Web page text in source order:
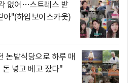
없어…스트레스 받
아"(하입보이스카웃)
논밭식당으로 하루 매
넣고 베고 잤다"